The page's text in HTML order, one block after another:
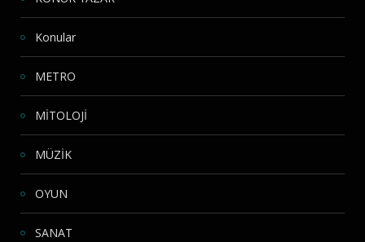
Konular
METRO
MİTOLOJİ
MÜZİK
OYUN
SANAT